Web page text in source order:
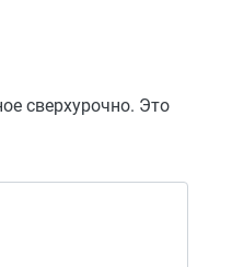
сверхурочно. Это